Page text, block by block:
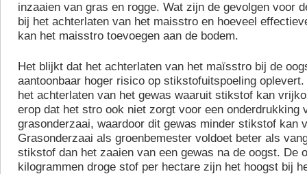
inzaaien van gras en rogge. Wat zijn de gevolgen voor
bij het achterlaten van het maisstro en hoeveel
kan het maisstro toevoegen aan de bodem.
Het blijkt dat het achterlaten van het maïsstro bij de
aantoonbaar hoger risico op stikstofuitspoeling
het achterlaten van het gewas waaruit stikstof kan
erop dat het stro ook niet zorgt voor een onderdrukking
grasonderzaai, waardoor dit gewas minder stikstof kan
Grasonderzaai als groenbemester voldoet beter als
stikstof dan het zaaien van een gewas na de oogst. De
kilogrammen droge stof per hectare zijn het hoogst bij